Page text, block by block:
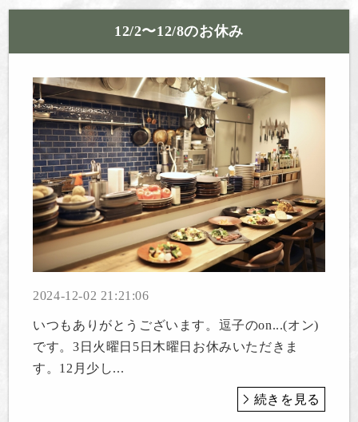
12/2〜12/8のお休み
2024-12-02 21:21:06
いつもありがとうございます。逗子のon...(オン)
です。3日火曜日5日木曜日お休みいただきま
す。12月少し...
続きを見る